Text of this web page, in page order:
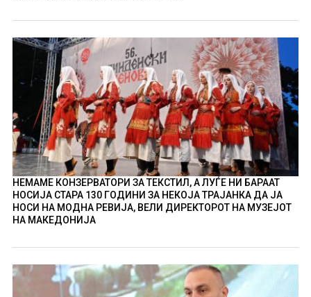
НЕМАМЕ КОНЗЕРВАТОРИ ЗА ТЕКСТИЛ, А ЛУЃЕ НИ БАРААТ
НОСИЈА СТАРА 130 ГОДИНИ ЗА НЕКОЈА ТРАЈАНКА ДА ЈА
НОСИ НА МОДНА РЕВИЈА, ВЕЛИ ДИРЕКТОРОТ НА МУЗЕЈОТ
НА МАКЕДОНИЈА